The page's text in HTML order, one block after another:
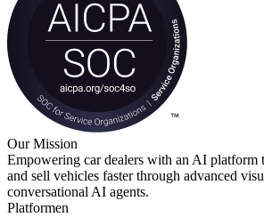
Our Mission
Empowering car dealers with an AI platform
and sell vehicles faster through advanced
conversational AI agents.
Platformen